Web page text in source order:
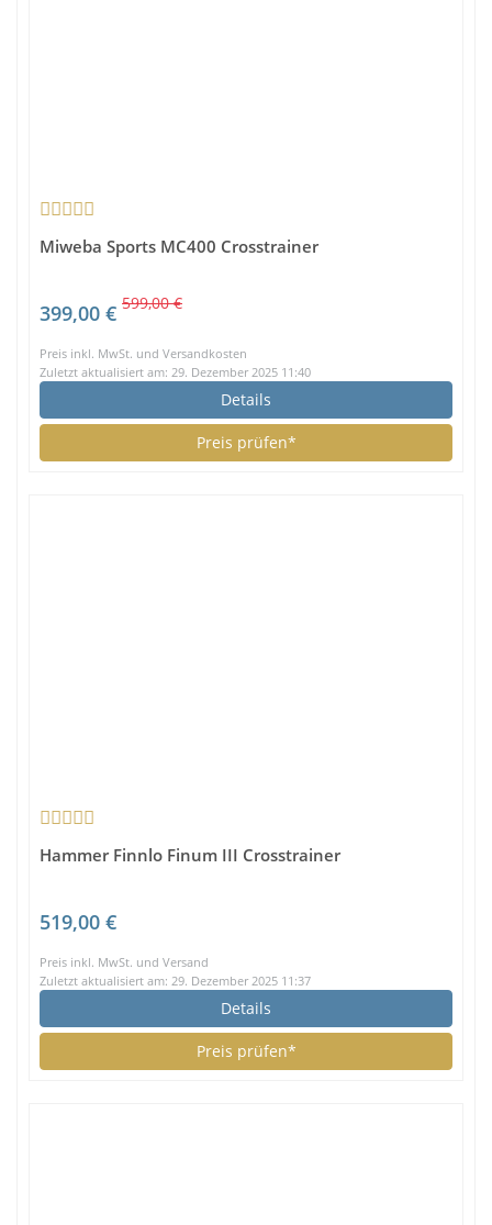
Miweba Sports MC400 Crosstrainer
399,00 € 599,00 €
Preis inkl. MwSt. und Versandkosten
Zuletzt aktualisiert am: 29. Dezember 2025 11:40
Details
Preis prüfen*
Hammer Finnlo Finum III Crosstrainer
519,00 €
Preis inkl. MwSt. und Versand
Zuletzt aktualisiert am: 29. Dezember 2025 11:37
Details
Preis prüfen*